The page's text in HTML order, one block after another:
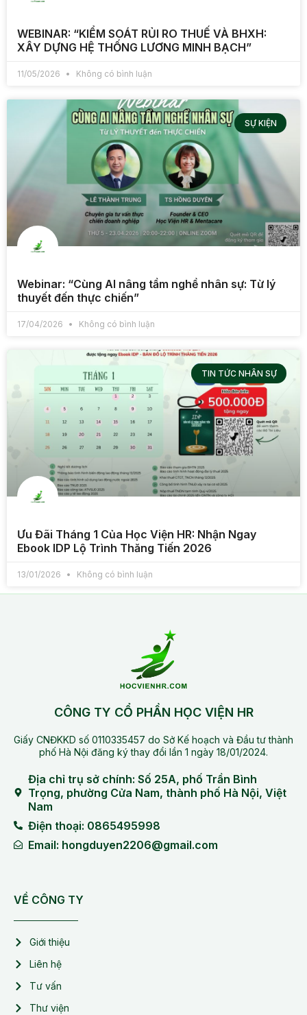
WEBINAR: “KIỂM SOÁT RỦI RO THUẾ VÀ BHXH:
XÂY DỰNG HỆ THỐNG LƯƠNG MINH BẠCH”
11/05/2026 Không có bình luận
SỰ KIỆN
Webinar: “Cùng AI nâng tầm nghề nhân sự: Từ lý
thuyết đến thực chiến”
17/04/2026 Không có bình luận
TIN TỨC NHÂN SỰ
Ưu Đãi Tháng 1 Của Học Viện HR: Nhận Ngay
Ebook IDP Lộ Trình Thăng Tiến 2026
13/01/2026 Không có bình luận
CÔNG TY CỔ PHẦN HỌC VIỆN HR
Giấy CNĐKKD số 0110335457 do Sở Kế hoạch và Đầu tư thành
phố Hà Nội đăng ký thay đổi lần 1 ngày 18/01/2024.
Địa chỉ trụ sở chính: Số 25A, phố Trần Bình
Trọng, phường Cửa Nam, thành phố Hà Nội, Việt
Nam
Điện thoại: 0865495998
Email: hongduyen2206@gmail.com
VỀ CÔNG TY
Giới thiệu
Liên hệ
Tư vấn
Thư viện